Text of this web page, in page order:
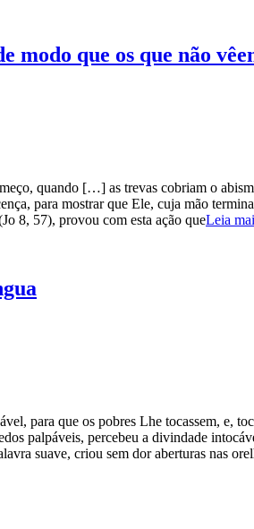
modo que os que não
quando […] as trevas cobriam o
para mostrar que Ele, cuja mão
8, 57), provou com esta ação queLeia
para que os pobres Lhe tocassem, e,
palpáveis, percebeu a divindade
suave, criou sem dor aberturas nas